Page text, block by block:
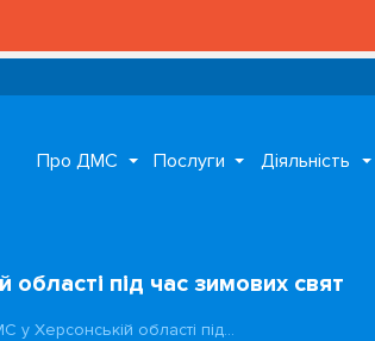
Про ДМС Послуги Діяльність
під час зимових свят
у Херсонській області під…